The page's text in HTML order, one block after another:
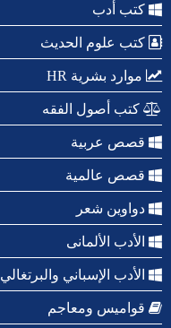
كتب أدب
كتب علوم الحديث
موارد بشرية HR
كتب أصول الفقه
قصص عربية
قصص عالمية
دواوين شعر
الأدب الألمانى
الأدب الإسباني والبرتغالي
قواميس ومعاجم